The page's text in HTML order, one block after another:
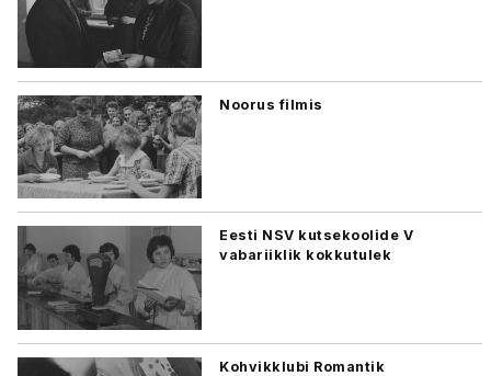
Noorus filmis
Eesti NSV kutsekoolide V
vabariiklik kokkutulek
Kohvikklubi Romantik